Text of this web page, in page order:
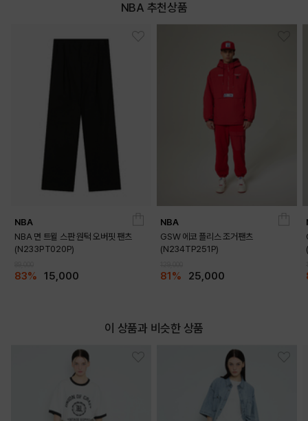
PRODUCT VIEW
NBA 추천상품
NBA
NBA 면 트윌 스판 원턱 오버핏 팬츠
(N233PT020P)
83% 15,000
NBA
GSW 에코 플리스 조거팬츠
(N234TP251P)
81% 25,000
이 상품과 비슷한 상품